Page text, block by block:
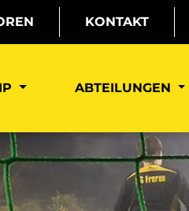
KONTAKT
ABTEILUNGEN